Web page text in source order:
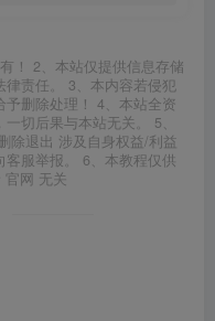
！ 2、本站仅提供信息存储
律责任。 3、本内容若侵犯
删除处理！ 4、本站全资
切后果与本站无关。 5、
除退出 涉及自身权益/利益
服举报。 6、本教程仅供
网 无关